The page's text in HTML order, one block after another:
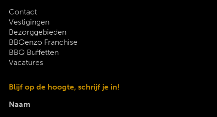
Contact
Vestigingen
Bezorggebieden
BBQenzo Franchise
BBQ Buffetten
Vacatures
Blijf op de hoogte, schrijf je in!
Naam